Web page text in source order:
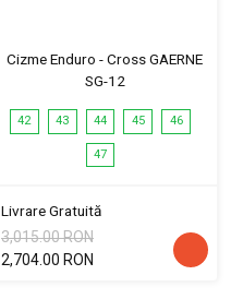
Cizme Enduro - Cross GAERNE
SG-12
42 43 44 45 46
47
Livrare Gratuită
3,015.00 RON
2,704.00 RON